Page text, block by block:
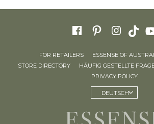
FOR RETAILERS
ESSENSE OF
STORE DIRECTORY
HÄUFIG GESTELLTE
PRIVACY POLICY
DEUTSCH